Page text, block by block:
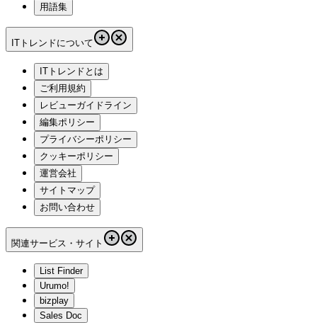
用語集
ITトレンドについて
ITトレンドとは
ご利用規約
レビューガイドライン
編集ポリシー
プライバシーポリシー
クッキーポリシー
運営会社
サイトマップ
お問い合わせ
関連サービス・サイト
List Finder
Urumo!
bizplay
Sales Doc